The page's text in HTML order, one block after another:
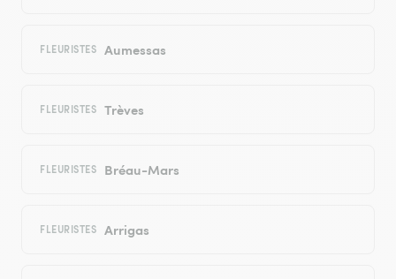
FLEURISTES Aumessas
FLEURISTES Trèves
FLEURISTES Bréau-Mars
FLEURISTES Arrigas